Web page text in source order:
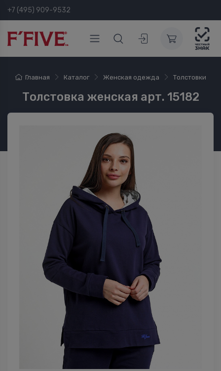
+7 (495) 909-9532
Главная Каталог Женская одежда Толстовки
Толстовка женская арт. 15182